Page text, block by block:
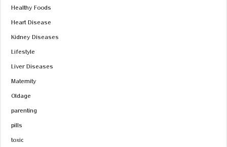
Healthy Foods
Heart Disease
Kidney Diseases
Lifestyle
Liver Diseases
Maternity
Oldage
parenting
pills
toxic